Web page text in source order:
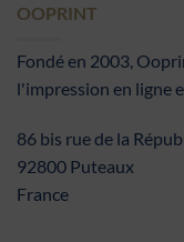
OOPRINT
Fondé en 2003,
l'impression en ligne
86 bis rue de la
92800 Puteaux
France